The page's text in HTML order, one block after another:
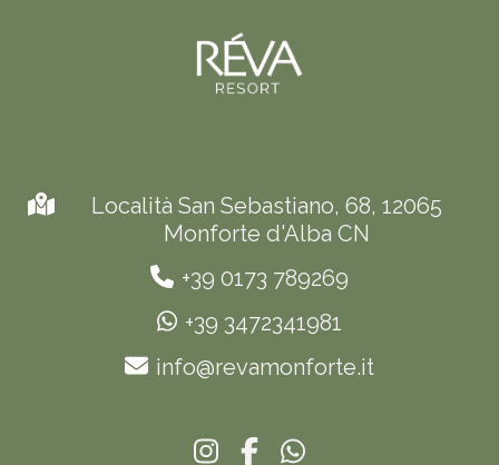
Località San Sebastiano, 68, 12065
Monforte d'Alba CN
+39 0173 789269
+39 3472341981
info@revamonforte.it